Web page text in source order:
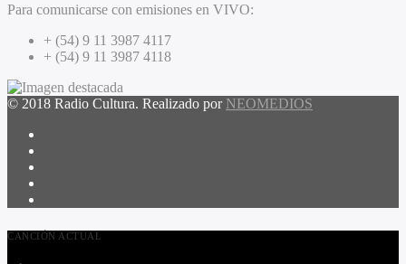
Para comunicarse con emisiones en VIVO:
+ (54) 9 11 3987 4117
+ (54) 9 11 3987 4118
© 2018 Radio Cultura. Realizado por NEOMEDIOS
CANCIÓN ACTUAL